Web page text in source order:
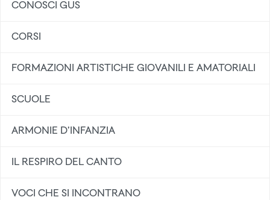
CONOSCI GUS
CORSI
FORMAZIONI ARTISTICHE GIOVANILI E AMATORIALI
SCUOLE
ARMONIE D'INFANZIA
IL RESPIRO DEL CANTO
VOCI CHE SI INCONTRANO